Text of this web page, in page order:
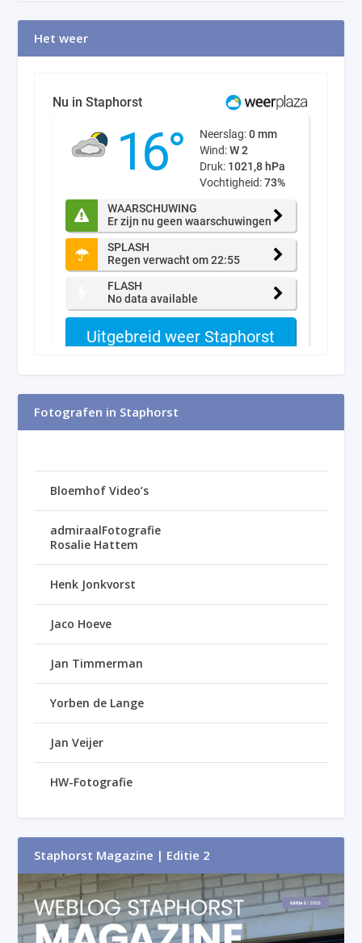
Het weer
Fotografen in Staphorst
Bloemhof Video’s
admiraalFotografie
Rosalie Hattem
Henk Jonkvorst
Jaco Hoeve
Jan Timmerman
Yorben de Lange
Jan Veijer
HW-Fotografie
Staphorst Magazine | Editie 2